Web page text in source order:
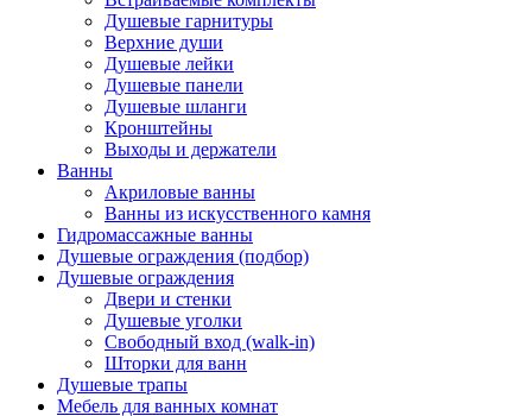
Душевые гарнитуры
Верхние души
Душевые лейки
Душевые панели
Душевые шланги
Кронштейны
Выходы и держатели
Ванны
Акриловые ванны
Ванны из искусственного камня
Гидромассажные ванны
Душевые ограждения (подбор)
Душевые ограждения
Двери и стенки
Душевые уголки
Свободный вход (walk-in)
Шторки для ванн
Душевые трапы
Мебель для ванных комнат